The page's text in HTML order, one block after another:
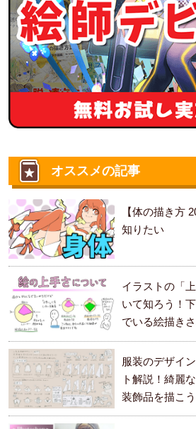
オススメの記事
【体の描き方
知りたい
イラストの「
いて知ろう！
でいる絵描き
服装のデザイ
ト解説！綺麗
装飾品を描こう